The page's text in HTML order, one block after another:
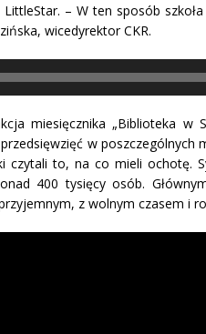
– W ten sposób
wicedyrektor CKR.
miesięcznika „Biblioteka w
w poszczególnych
czytali to, na co mieli ochotę.
400 tysięcy osób.
z wolnym czasem i